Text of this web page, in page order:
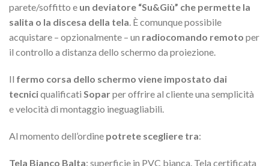
parete/soffitto e un deviatore “Su&Giù” che permette la
salita o la discesa della tela. È comunque possibile
acquistare – opzionalmente – un radiocomando remoto per
il controllo a distanza dello schermo da proiezione.
Il fermo corsa dello schermo viene impostato dai
tecniciqualificati Soparper offrire al cliente una semplicità
e velocità di montaggio ineguagliabili.
Al momento dell’ordine potrete scegliere tra:
Tela Bianco Balta: superficie in PVC bianca. Tela certificata